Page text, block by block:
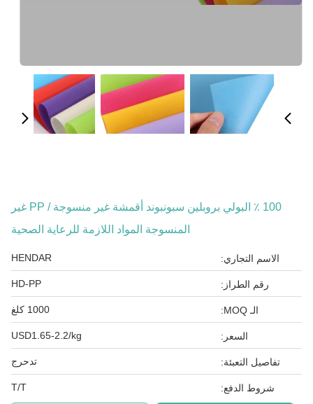
100 ٪ البولي بروبلين سبونبوند أقمشة غير منسوجة / PP غير
المنسوجة المواد اللازمة للرعاية الصحية
الاسم التجاري: HENDAR
رقم الطراز: HD-PP
الـ MOQ: 1000 كلغ
السعر: USD1.65-2.2/kg
تفاصيل التعبئة: تدحرج
شروط الدفع: T/T